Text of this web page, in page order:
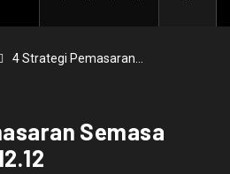
4 Strategi Pemasaran…
Semasa